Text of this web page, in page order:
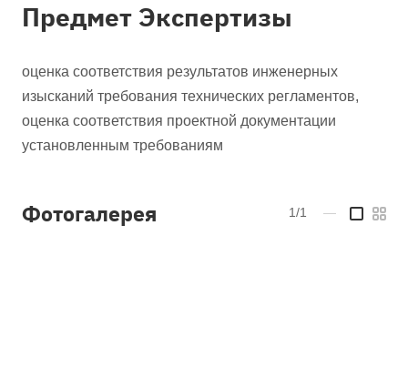
Предмет Экспертизы
оценка соответствия результатов инженерных
изысканий требования технических регламентов,
оценка соответствия проектной документации
установленным требованиям
Фотогалерея 1/1 —